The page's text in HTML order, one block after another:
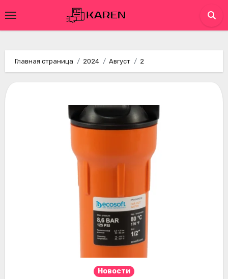
Главная страница 2024 Август 2
Новости